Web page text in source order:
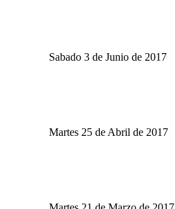
Sabado 3 de Junio de 2017
Martes 25 de Abril de 2017